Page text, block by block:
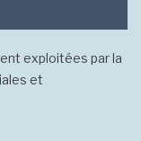
exploitées par la
et